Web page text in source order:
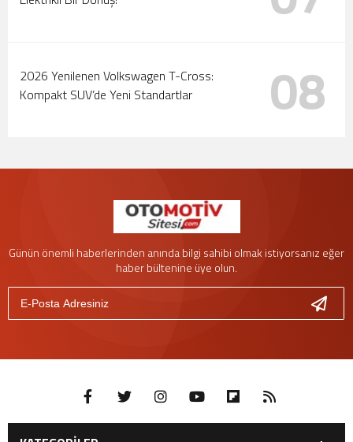
2026 Yenilenen Volkswagen T-Cross:
Kompakt SUV’de Yeni Standartlar
08
Günün önemli haberlerinden anında bilgi sahibi olmak istiyorsanız eğer
haber bültenine üye olun.